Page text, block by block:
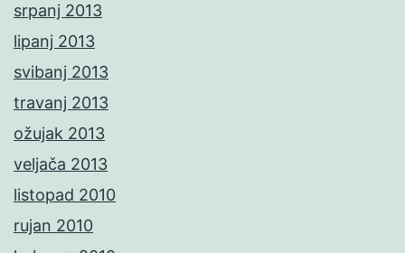
srpanj 2013
lipanj 2013
svibanj 2013
travanj 2013
ožujak 2013
veljača 2013
listopad 2010
rujan 2010